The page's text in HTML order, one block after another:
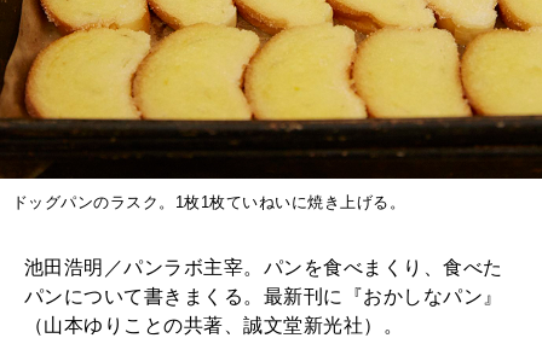
ドッグパンのラスク。1枚1枚ていねいに焼き上げる。
池田浩明／パンラボ主宰。パンを食べまくり、食べた
パンについて書きまくる。最新刊に『おかしなパン』
（山本ゆりことの共著、誠文堂新光社）。